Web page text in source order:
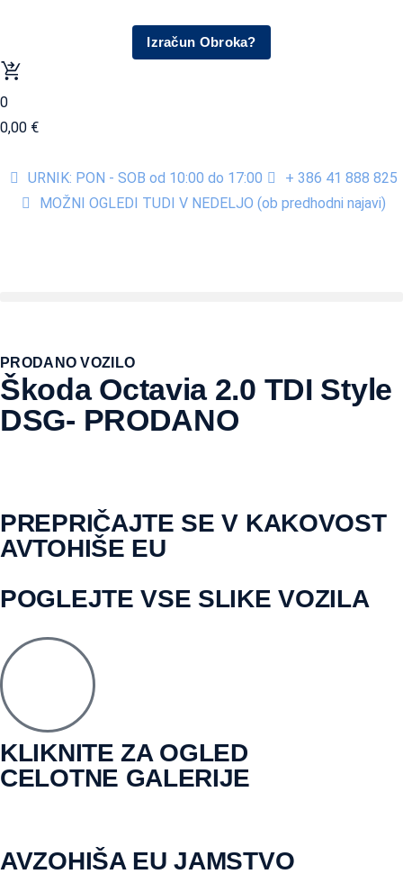
Izračun Obroka?
0
0,00 €
URNIK: PON - SOB od 10:00 do 17:00
+ 386 41 888 825
MOŽNI OGLEDI TUDI V NEDELJO (ob predhodni najavi)
PRODANO VOZILO
Škoda Octavia 2.0 TDI Style
DSG- PRODANO
PREPRIČAJTE SE V KAKOVOST
AVTOHIŠE EU
POGLEJTE VSE SLIKE VOZILA
KLIKNITE ZA OGLED
CELOTNE GALERIJE
AVZOHIŠA EU JAMSTVO